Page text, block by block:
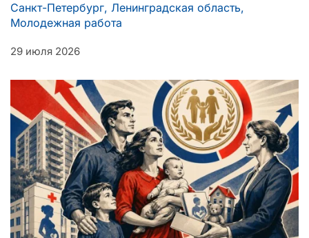
Санкт-Петербург, Ленинградская область,
Молодежная работа
29 июля 2026